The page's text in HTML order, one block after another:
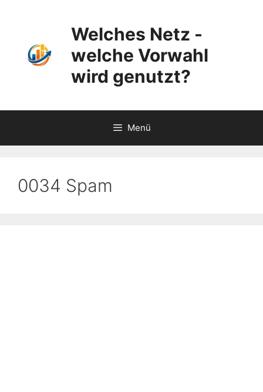
Welches Netz -
welche Vorwahl
wird genutzt?
Menü
0034 Spam